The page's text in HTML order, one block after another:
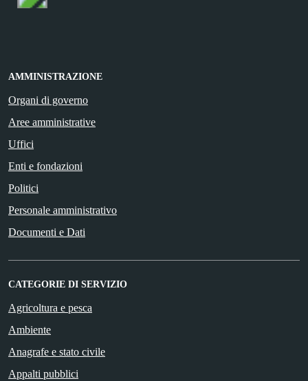
AMMINISTRAZIONE
Organi di governo
Aree amministrative
Uffici
Enti e fondazioni
Politici
Personale amministrativo
Documenti e Dati
CATEGORIE DI SERVIZIO
Agricoltura e pesca
Ambiente
Anagrafe e stato civile
Appalti pubblici